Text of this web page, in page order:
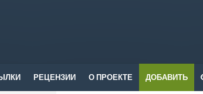
РЕЦЕНЗИИ О ПРОЕКТЕ ДОБАВИТЬ